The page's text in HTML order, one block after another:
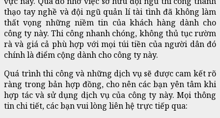
thạo tay nghề và đội ngũ quản lí tài tình đã không làm
thất vọng những niềm tin của khách hàng dành cho
công ty này. Thi công nhanh chóng, không thủ tục rườm
rà và giá cả phù hợp với mọi túi tiền của người dân đó
chính là điểm cộng dành cho công ty này.
Quá trình thi công và những dịch vụ sẽ được cam kết rõ
ràng trong bản hợp đồng, cho nên các bạn yên tâm khi
hợp tác và sử dụng dịch vụ của công ty này. Mọi thông
tin chi tiết, các bạn vui lòng liên hệ trực tiếp qua: